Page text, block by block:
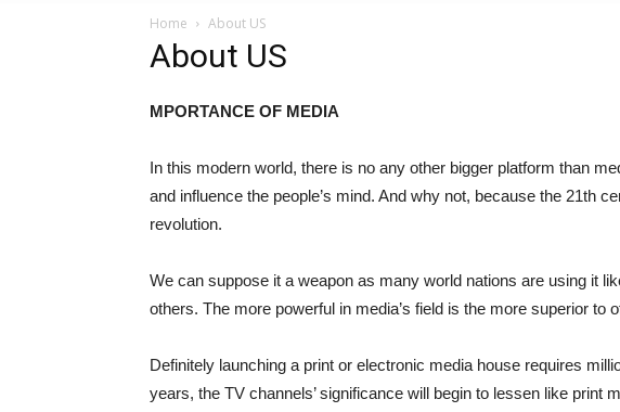
Home About US
About US
MPORTANCE OF MEDIA
In this modern world, there is no any other bigger platform than
and influence the people’s mind. And why not, because the 21th
revolution.
We can suppose it a weapon as many world nations are using it
others. The more powerful in media’s field is the more superior to
Definitely launching a print or electronic media house requires
years, the TV channels’ significance will begin to lessen like print